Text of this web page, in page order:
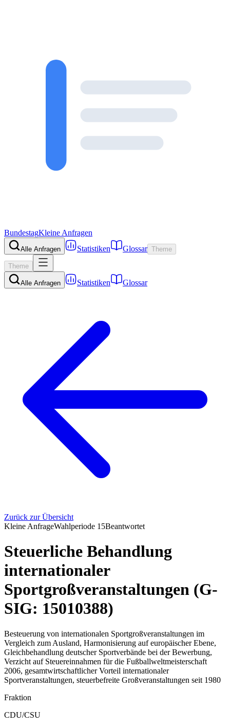
BundestagKleine Anfragen
Alle Anfragen Statistiken Glossar Theme
Theme
Alle Anfragen Statistiken Glossar
Zurück zur Übersicht
Kleine AnfrageWahlperiode 15Beantwortet
Steuerliche Behandlung
internationaler
Sportgroßveranstaltungen (G-
SIG: 15010388)
Besteuerung von internationalen Sportgroßveranstaltungen im
Vergleich zum Ausland, Harmonisierung auf europäischer Ebene,
Gleichbehandlung deutscher Sportverbände bei der Bewerbung,
Verzicht auf Steuereinnahmen für die Fußballweltmeisterschaft
2006, gesamtwirtschaftlicher Vorteil internationaler
Sportveranstaltungen, steuerbefreite Großveranstaltungen seit 1980
Fraktion
CDU/CSU